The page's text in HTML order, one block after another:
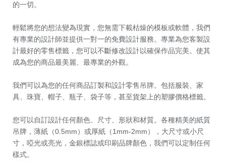
的一切。
輕鬆將您的想法變為現實，您無需下載枯燥的模板或軟體，我們
有專業的設計師並提供一對一的免費設計服務。專業為您客製設
計最好的零售標籤，您可以不斷修改設計以確保作品完美。使其
成為您的商品最美麗、最專業的外觀。
我們可以為您的任何商品訂製和設計零售吊牌。包括服裝、家
具、珠寶、帽子、瓶子、袋子等，甚至貨架上的塑膠價格標籤。
您可以自訂設計任何顏色、尺寸、形狀和材質。各種精美的紙質
吊牌，薄紙（0.5mm）或厚紙（1mm-2mm），大尺寸或小尺
寸，啞光或亮光，金銀標誌或印刷品牌顏色，我們可以定制任何
樣式。